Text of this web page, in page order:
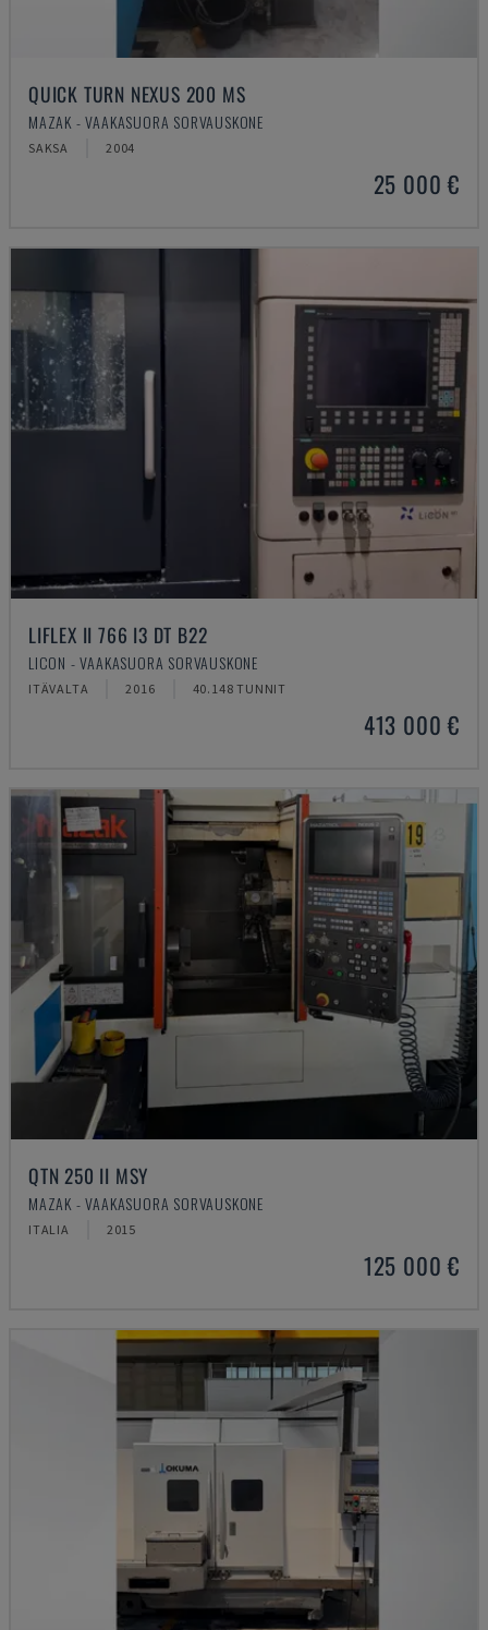
QUICK TURN NEXUS 200 MS
MAZAK - VAAKASUORA SORVAUSKONE
SAKSA 2004
25 000 €
LIFLEX II 766 I3 DT B22
LICON - VAAKASUORA SORVAUSKONE
ITÄVALTA 2016 40.148 TUNNIT
413 000 €
QTN 250 II MSY
MAZAK - VAAKASUORA SORVAUSKONE
ITALIA 2015
125 000 €